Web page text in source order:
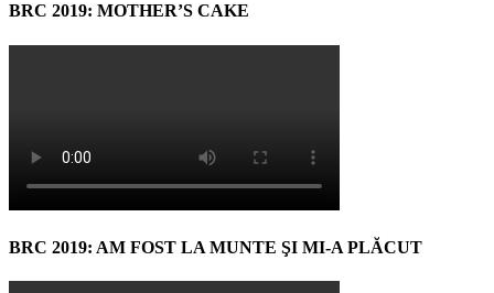
BRC 2019: MOTHER’S CAKE
BRC 2019: AM FOST LA MUNTE ŞI MI-A PLĂCUT